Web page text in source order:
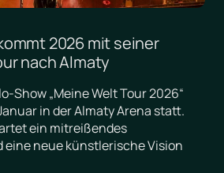
2026 mit seiner
nach Almaty
Show „Meine Welt Tour 2026“
in der Almaty Arena statt.
ein mitreißendes
eine neue künstlerische Vision